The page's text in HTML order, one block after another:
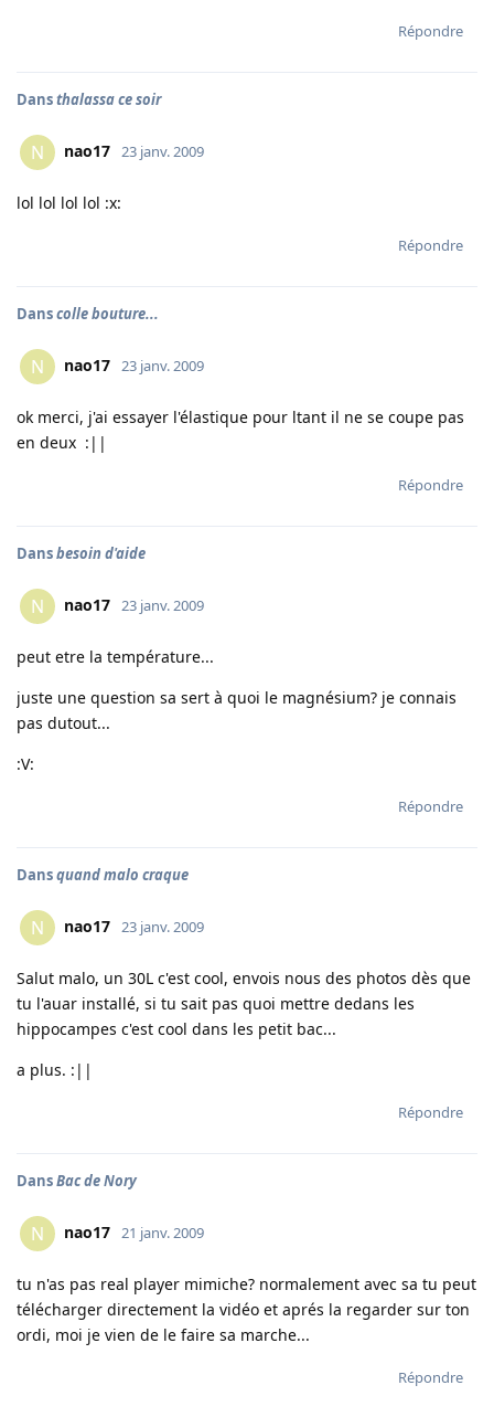
Répondre
Dansthalassa ce soir
N nao17 23 janv. 2009
lol lol lol lol :x:
Répondre
Danscolle bouture...
N nao17 23 janv. 2009
ok merci, j'ai essayer l'élastique pour ltant il ne se coupe pas
en deux :||
Répondre
Dansbesoin d'aide
N nao17 23 janv. 2009
peut etre la température...
juste une question sa sert à quoi le magnésium? je connais
pas dutout...
:V:
Répondre
Dansquand malo craque
N nao17 23 janv. 2009
Salut malo, un 30L c'est cool, envois nous des photos dès que
tu l'auar installé, si tu sait pas quoi mettre dedans les
hippocampes c'est cool dans les petit bac...
a plus. :||
Répondre
DansBac de Nory
N nao17 21 janv. 2009
tu n'as pas real player mimiche? normalement avec sa tu peut
télécharger directement la vidéo et aprés la regarder sur ton
ordi, moi je vien de le faire sa marche...
Répondre